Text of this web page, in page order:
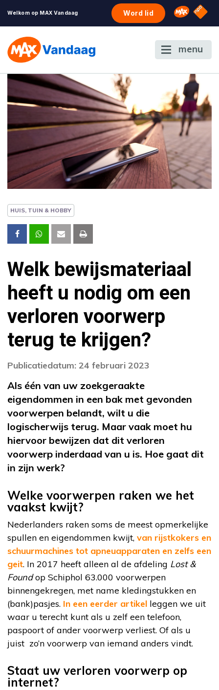
Welkom op MAX Vandaag Word lid Omroep
NPO
menu
HUIS, TUIN & HOBBY
Welk bewijsmateriaal
heeft u nodig om een
verloren voorwerp
terug te krijgen?
Publicatiedatum: 24 februari 2023
Als één van uw zoekgeraakte
eigendommen in een bak met gevonden
voorwerpen belandt, wilt u die
logischerwijs terug. Maar vaak moet hu
hiervoor bewijzen dat dit verloren
voorwerp inderdaad van u is. Hoe gaat dit
in zijn werk?
Welke voorwerpen raken we het
vaakst kwijt?
Nederlanders raken soms de meest opmerkelijke
spullen en eigendommen kwijt, van rijstkokers en
schuurmachines tot apneuapparaten en zelfs een
geit. In 2017 heeft alleen al de afdeling Lost &
Foundop Schiphol 63.000 voorwerpen
binnengekregen, met name kledingstukken en
(bank)pasjes. In een eerder artikel leggen we uit
waar u terecht kunt als u zelf een telefoon,
paspoort of ander voorwerp verliest. Of als u
juist zo’n voorwerp van iemand anders vindt.
Staat uw verloren voorwerp op
internet?